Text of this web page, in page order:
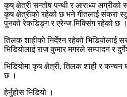
कृष् क्षेत्री सन्तोष पन्थी र आराध्य अग्रीको
कृष क्षेत्रीको रहेको छ भने गीतलाई संकरा
पुनको रेकडिङ्ग र एरेन्ज मिक्सिंग रहेको छ ।
तिलक शाहीको निर्देश्न रहेको भिडियोलाई
भिडियोलाई राज कुमार मगरले सम्पादन र
भिडियोमा कृष क्षेत्री, तिलक शाही र कन्चन
छ ।
हेर्नुहोस भिडियो ।